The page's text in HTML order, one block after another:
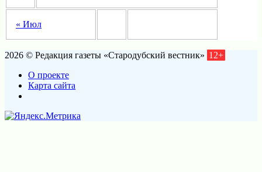
« Июл
2026 © Редакция газеты «Стародубский вестник» 12+
О проекте
Карта сайта